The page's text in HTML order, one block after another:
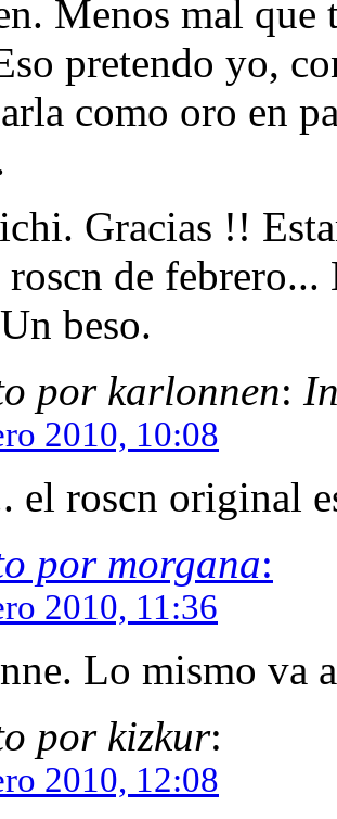
Menos mal que
pretendo yo,
como oro en
Gracias !!
de
beso.
por karlonnen:
2010, 10:08
el roscn original
por morgana:
2010, 11:36
Lo mismo va
por kizkur:
2010, 12:08